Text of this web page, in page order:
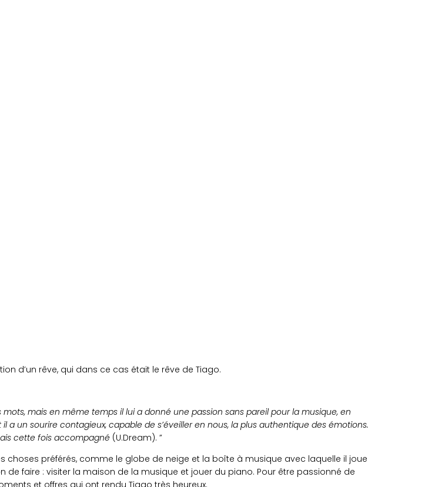
d’un rêve, qui dans ce cas était le rêve de Tiago.
mais en même temps il lui a donné une passion sans pareil pour la musique, en
un sourire contagieux, capable de s’éveiller en nous, la plus authentique des émotions.
cette fois accompagné (U.Dream). ”
préférés, comme le globe de neige et la boîte à musique avec laquelle il joue
de faire : visiter la maison de la musique et jouer du piano. Pour être passionné de
et offres qui ont rendu Tiago très heureux.